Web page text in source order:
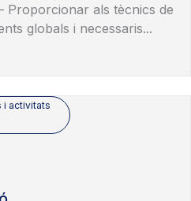
Proporcionar als tècnics de
globals i necessaris...
i activitats